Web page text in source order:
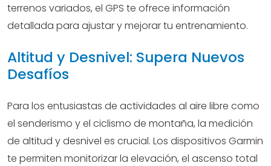
terrenos variados, el GPS te ofrece información
detallada para ajustar y mejorar tu entrenamiento.
Altitud y Desnivel: Supera Nuevos
Desafíos
Para los entusiastas de actividades al aire libre como
el senderismo y el ciclismo de montaña, la medición
de altitud y desnivel es crucial. Los dispositivos Garmin
te permiten monitorizar la elevación, el ascenso total